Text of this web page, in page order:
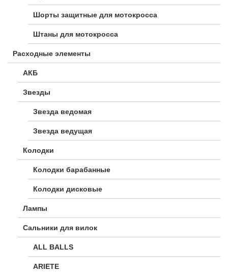
Шорты защитные для мотокросса
Штаны для мотокросса
Расходные элементы
АКБ
Звезды
Звезда ведомая
Звезда ведущая
Колодки
Колодки барабанные
Колодки дисковые
Лампы
Сальники для вилок
ALL BALLS
ARIETE